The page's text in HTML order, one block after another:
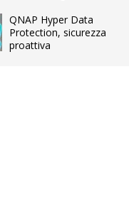
QNAP Hyper Data
Protection, sicurezza
proattiva